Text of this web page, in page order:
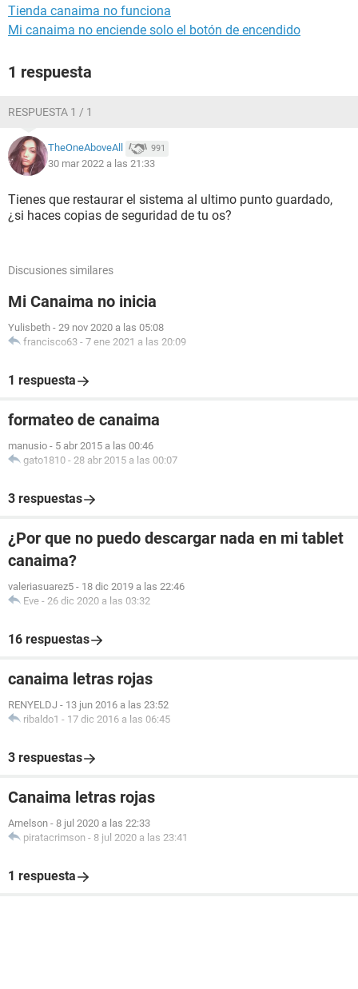
Tienda canaima no funciona
Mi canaima no enciende solo el botón de encendido
1 respuesta
RESPUESTA 1 / 1
TheOneAboveAll 991
30 mar 2022 a las 21:33
Tienes que restaurar el sistema al ultimo punto guardado,
¿si haces copias de seguridad de tu os?
Discusiones similares
Mi Canaima no inicia
Yulisbeth - 29 nov 2020 a las 05:08
francisco63 - 7 ene 2021 a las 20:09
1 respuesta
formateo de canaima
manusio - 5 abr 2015 a las 00:46
gato1810 - 28 abr 2015 a las 00:07
3 respuestas
¿Por que no puedo descargar nada en mi tablet
canaima?
valeriasuarez5 - 18 dic 2019 a las 22:46
Eve - 26 dic 2020 a las 03:32
16 respuestas
canaima letras rojas
RENYELDJ - 13 jun 2016 a las 23:52
ribaldo1 - 17 dic 2016 a las 06:45
3 respuestas
Canaima letras rojas
Arnelson - 8 jul 2020 a las 22:33
piratacrimson - 8 jul 2020 a las 23:41
1 respuesta